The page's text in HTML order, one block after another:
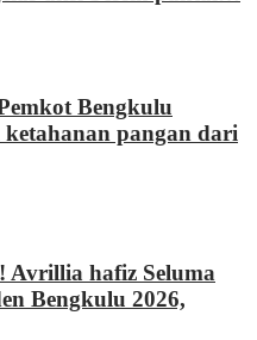
Bengkulu
pangan dari
Avrillia hafiz Seluma
Bengkulu 2026,